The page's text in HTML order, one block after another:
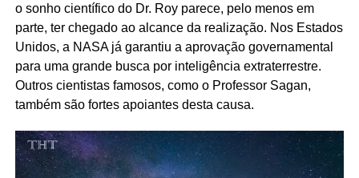
o sonho científico do Dr. Roy parece, pelo menos em
parte, ter chegado ao alcance da realização. Nos Estados
Unidos, a NASA já garantiu a aprovação governamental
para uma grande busca por inteligência extraterrestre.
Outros cientistas famosos, como o Professor Sagan,
também são fortes apoiantes desta causa.